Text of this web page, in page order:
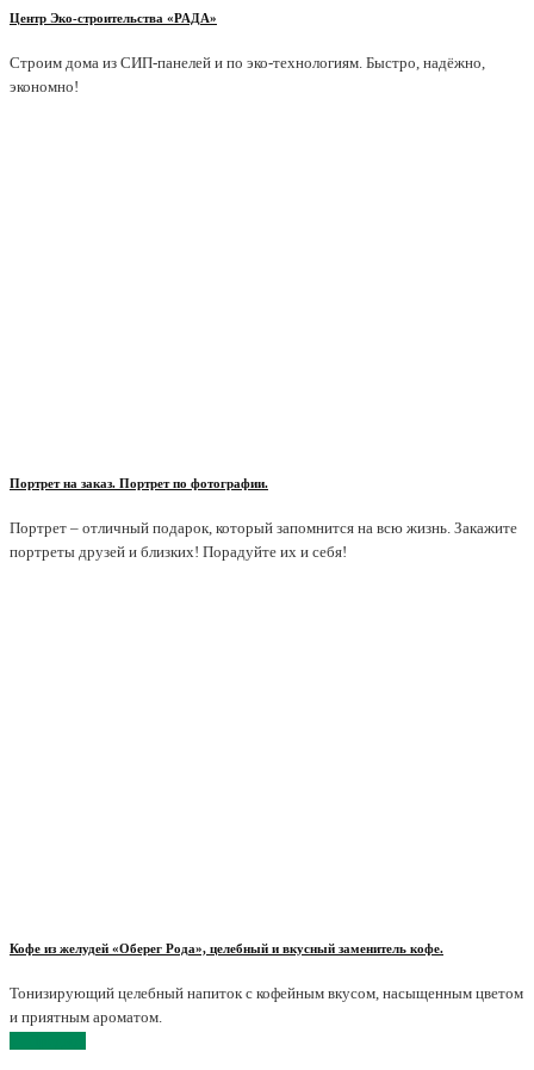
Центр Эко-строительства «РАДА»
Строим дома из СИП-панелей и по эко-технологиям. Быстро, надёжно,
экономно!
Портрет на заказ. Портрет по фотографии.
Портрет – отличный подарок, который запомнится на всю жизнь. Закажите
портреты друзей и близких! Порадуйте их и себя!
Кофе из желудей «Оберег Рода», целебный и вкусный заменитель кофе.
Тонизирующий целебный напиток с кофейным вкусом, насыщенным цветом
и приятным ароматом.